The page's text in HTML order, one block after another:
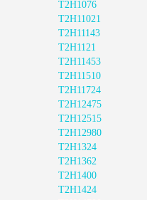
T2H1076
T2H11021
T2H11143
T2H1121
T2H11453
T2H11510
T2H11724
T2H12475
T2H12515
T2H12980
T2H1324
T2H1362
T2H1400
T2H1424